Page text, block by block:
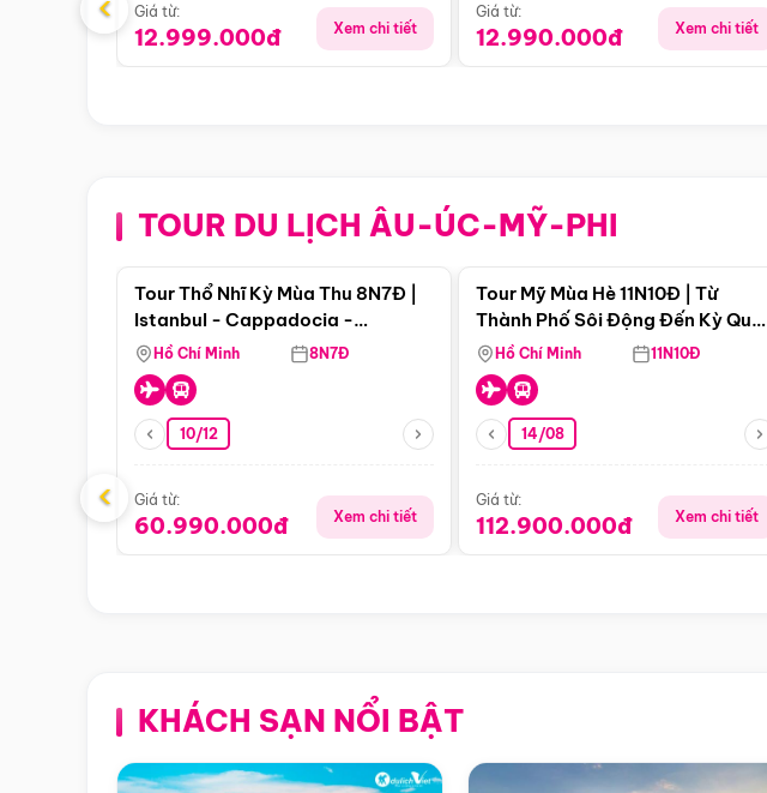
Giá từ:
12.999.000đ Xem chi tiết
Giá từ:
12.990.000đ Xem chi tiết
TOUR DU LỊCH ÂU-ÚC-MỸ-PHI
Điểm nổi bật
Tour Thổ Nhĩ Kỳ Mùa Thu 8N7Đ |
Istanbul - Cappadocia -
Pamukkale
Hồ Chí Minh 8N7Đ
10/12
Giá từ:
60.990.000đ Xem chi tiết
Tour Mỹ Mùa Hè 11N10Đ | Từ
Thành Phố Sôi Động Đến Kỳ Quan
Thiên Nhiên Mỹ
Hồ Chí Minh 11N10Đ
14/08
Giá từ:
112.900.000đ Xem chi tiết
‹
KHÁCH SẠN NỔI BẬT